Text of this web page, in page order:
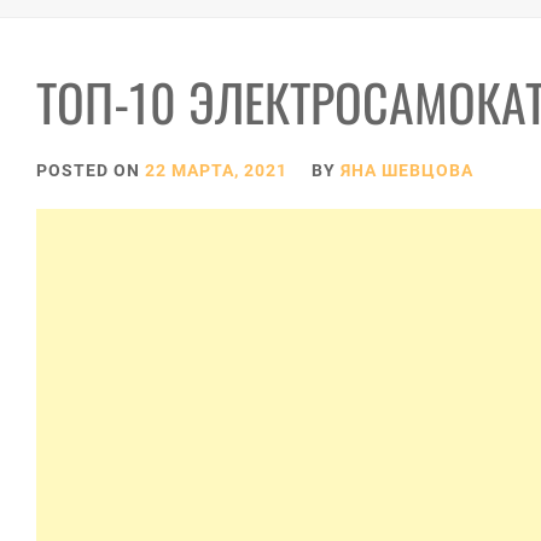
ТОП-10
POSTED ON 22 МАРТА, 2021 BY ЯНА ШЕВЦОВА